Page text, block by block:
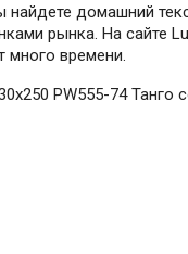
домашний
рынка. На сайте
много времени.
PW555-74 Танго